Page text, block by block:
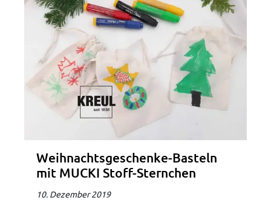
Weihnachtsgeschenke-Basteln
mit MUCKI Stoff-Sternchen
10. Dezember 2019